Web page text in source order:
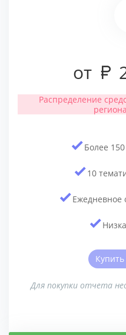
от
Распределение
Более
10
Ежедневное
Купить
Для покупки отчета